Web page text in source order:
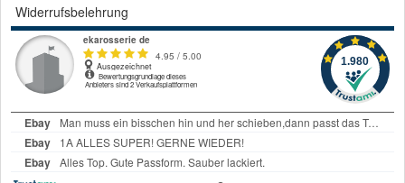
Widerrufsbelehrung